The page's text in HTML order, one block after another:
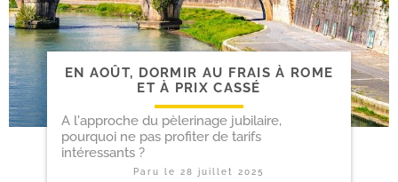
EN AOÛT, DORMIR AU FRAIS À ROME
ET À PRIX CASSÉ
A l'approche du pèlerinage jubilaire,
pourquoi ne pas profiter de tarifs
intéressants ?
Paru le28 juillet 2025